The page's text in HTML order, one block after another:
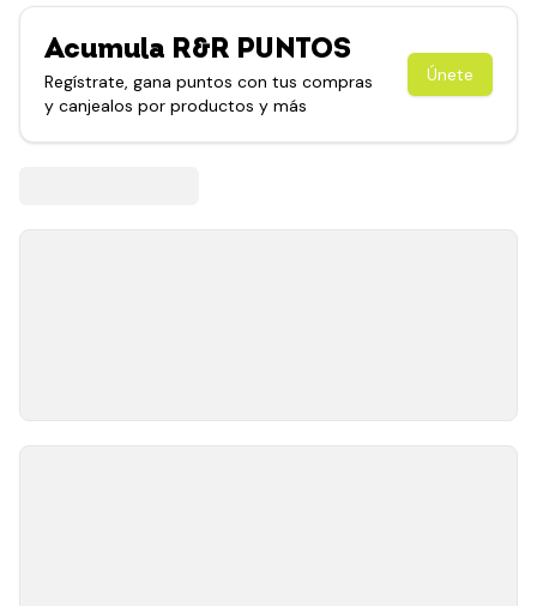
Acumula R&R PUNTOS
Regístrate, gana puntos con tus compras
y canjealos por productos y más
Únete